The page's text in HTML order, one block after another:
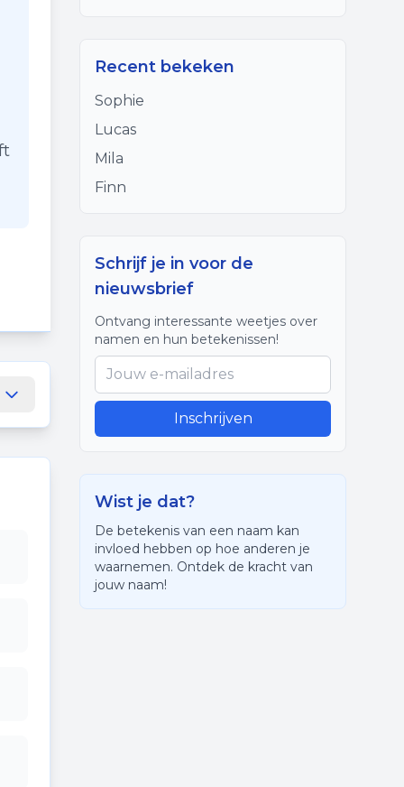
Recent bekeken
Sophie
Lucas
Mila
Finn
Schrijf je in voor de
nieuwsbrief
Ontvang interessante weetjes over
namen en hun betekenissen!
Inschrijven
Wist je dat?
De betekenis van een naam kan
invloed hebben op hoe anderen je
waarnemen. Ontdek de kracht van
jouw naam!